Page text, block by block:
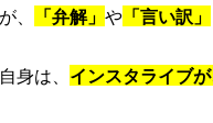
、 「弁解」 や 「言い訳」
身は、 インスタライブ